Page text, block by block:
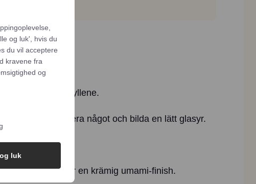
är mjuka och gyllene.
Låt det reducera något och bilda en lätt glasyr.
över Chee'ish för en krämig umami-finish.
og luk', hvis du
du vil acceptere
kravene fra
og
luk